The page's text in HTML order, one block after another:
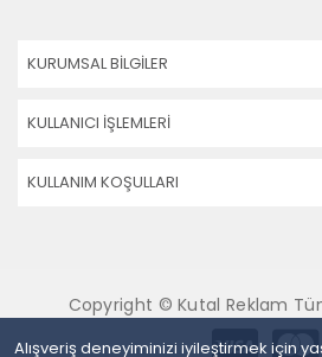
Alışveriş deneyiminizi iyileştirmek için
KURUMSAL BİLGİLER
KULLANICI İŞLEMLERİ
KULLANIM KOŞULLARI
Copyright © Kutal Reklam Tüm